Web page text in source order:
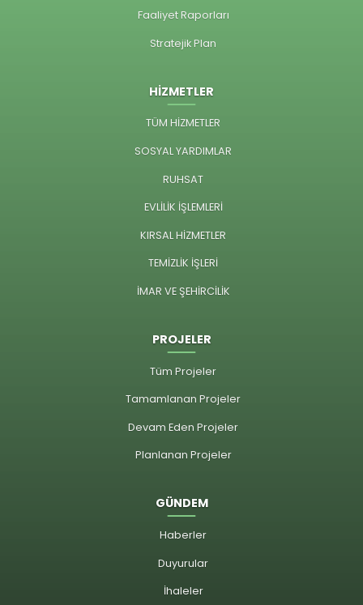
Faaliyet Raporları
Stratejik Plan
HİZMETLER
TÜM HİZMETLER
SOSYAL YARDIMLAR
RUHSAT
EVLİLİK İŞLEMLERİ
KIRSAL HİZMETLER
TEMİZLİK İŞLERİ
İMAR VE ŞEHİRCİLİK
PROJELER
Tüm Projeler
Tamamlanan Projeler
Devam Eden Projeler
Planlanan Projeler
GÜNDEM
Haberler
Duyurular
İhaleler